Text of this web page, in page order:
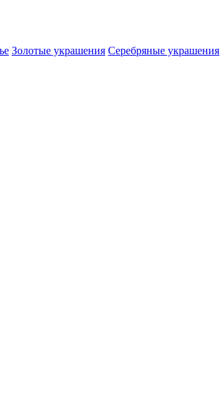
Золотые украшения Серебряные украшения